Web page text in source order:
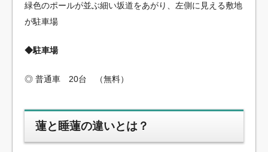
緑色のポールが並ぶ細い坂道をあがり、左側に見える敷地
が駐車場
◆駐車場
◎ 普通車 20台 （無料）
蓮と睡蓮の違いとは？